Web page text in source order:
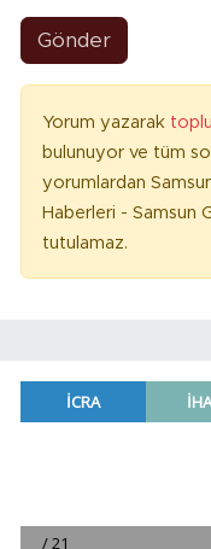
Gönder
Yorum yazarak
bulunuyor ve tüm
yorumlardan
Haberleri - Samsun
tutulamaz.